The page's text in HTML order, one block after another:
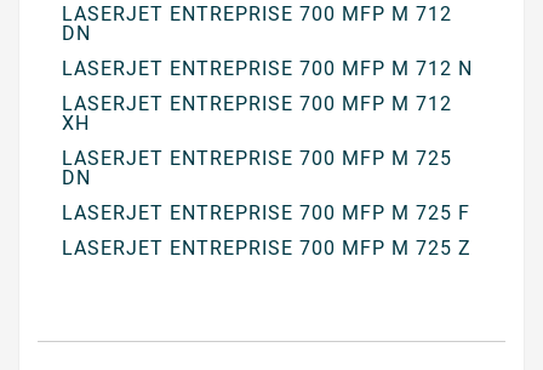
LASERJET ENTREPRISE 700 MFP M 712
DN
LASERJET ENTREPRISE 700 MFP M 712 N
LASERJET ENTREPRISE 700 MFP M 712
XH
LASERJET ENTREPRISE 700 MFP M 725
DN
LASERJET ENTREPRISE 700 MFP M 725 F
LASERJET ENTREPRISE 700 MFP M 725 Z